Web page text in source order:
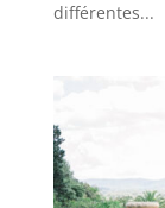
différentes...